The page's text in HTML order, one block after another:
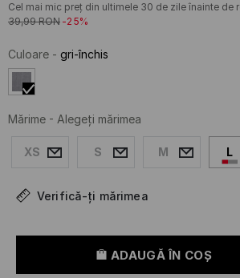
Cel mai mic preț din ultimele 30 de zile înainte de
39,99 RON -25%
Culoare - gri-închis
Mărime - Alegeţi mărimea
XS S M L
Verifică-ți mărimea
ADAUGĂ ÎN COŞ